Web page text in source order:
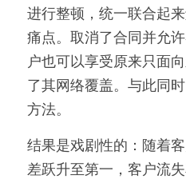
进行整顿，统一联合起
痛点。取消了合同并允
户也可以享受原来只面
了其网络覆盖。与此同
方法。
结果是戏剧性的：随着
差跃升至第一，客户流